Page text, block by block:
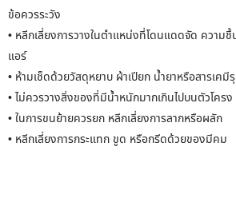
ข้อควรระวัง
• หลีกเลี่ยงการวางในตำแหน่งที่โดนแดดจัด ความ
แอร์
• ห้ามเช็ดด้วยวัสดุหยาบ ผ้าเปียก น้ำยาหรือสารเคมี
• ไม่ควรวางสิ่งของที่มีน้ำหนักมากเกินไปบนตัวโครง
• ในการขนย้ายควรยก หลีกเลี่ยงการลากหรือผลัก
• หลีกเลี่ยงการกระแทก ขูด หรือกรีดด้วยของมีคม